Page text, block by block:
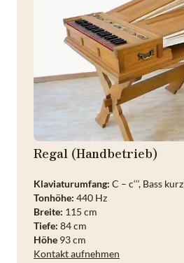
Regal (Handbetrieb)
Klaviaturumfang: C – c‘‘‘, Bass kurz
Tonhöhe: 440 Hz
Breite: 115 cm
Tiefe: 84 cm
Höhe 93 cm
Kontakt aufnehmen